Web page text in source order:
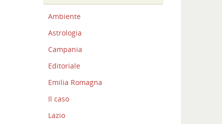
Ambiente
Astrologia
Campania
Editoriale
Emilia Romagna
Il caso
Lazio